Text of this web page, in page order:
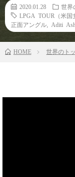
2020.01.28
世界
LPGA TOUR（米国
正面アングル
Aditi
HOME 世界のト